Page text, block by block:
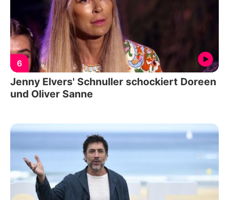
6
Jenny Elvers' Schnuller schockiert Doreen
und Oliver Sanne